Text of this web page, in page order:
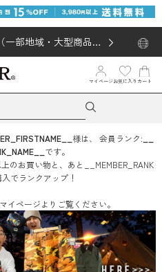
一部地域・大型商品対
）
マイページ お気に入り カート
様は、 会員ランク:
です。
のお買い物と、あと
__MEMBER_RANK
でランクアップ！
イページよりご覧ください。